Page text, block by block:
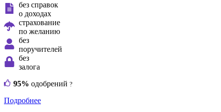
без справок
о доходах
страхование
по желанию
без
поручителей
без
залога
95% одобрений ?
Подробнее